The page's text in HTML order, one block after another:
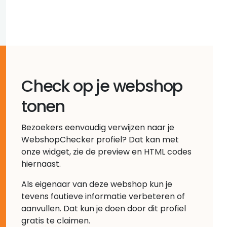
Check op je webshop
tonen
Bezoekers eenvoudig verwijzen naar je
WebshopChecker profiel? Dat kan met
onze widget, zie de preview en HTML codes
hiernaast.
Als eigenaar van deze webshop kun je
tevens foutieve informatie verbeteren of
aanvullen. Dat kun je doen door dit profiel
gratis te claimen.